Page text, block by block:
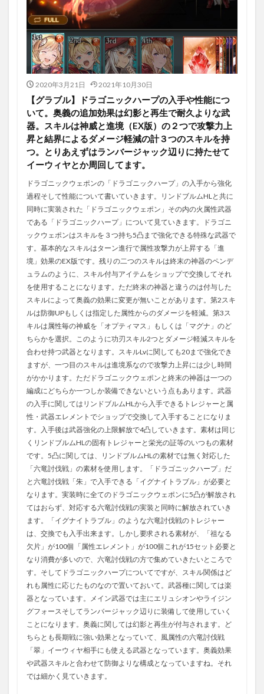
2020年3月21日 2021年10月30日
【グラブル】ドラゴニックハープの入手や性能につ
いて。奥義の追加効果は幻影と再生で耐久よりな武
器。スキルは神威と進境（EX版）の２つで攻撃力上
昇と結界によるダメージ軽減の計３つのスキルを持
つ。とりあえずはランバージャック辺りに持たせて
イーウィヤとか周回してます。
ドラゴニックウェポンの「ドラゴニックハープ」の入手から強化
過程そして性能について書いていきます。リンドブルムHLと共に
同時に実装された「ドラゴニックウェポン」その内の火属性武器
である「ドラゴニックハープ」について見ていきます。ドラゴニ
ックウェポンはスキルを３つ持ち5凸まで強化できる特殊な武器で
す。基本的なスキルはターン進行で属性攻撃力が上昇する「進
境」効果のEX版です。残りの二つのスキルは終末の神器のペンデ
ュラムのように、スキル付与アイテムをショップで交換してそれ
を使用することになります。ただ終末の神器と違うのは付与した
スキルによって奥義の効果に変更が無いことがあります。第2スキ
ルは防御UPもしくは指定した属性からのダメージを軽減。第3ス
キルは属性毎の神威を「オプティマス」もしくは「マグナ」のど
ちらかを選択。このように功刃スキル2つとダメージ軽減スキルを
合わせ持つ武器となります。スキルLvに関しても20まで強化でき
ますが、一つ目のスキルは進境系なので攻撃力上昇には少し時間
がかかります。ただドラゴニックウェポンと終末の神器は一つの
編成にどちらか一つしか装備できないという点もあります。武器
の入手に関してはリンドブルムHLから入手できるトレジャーと属
性・武器エレメントでショップで交換して入手することになりま
す。入手後は武器強化の上限解放で4凸していきます。素材は同じ
くリンドブルムHLの固有トレジャーと栄光の証等のいつもの素材
です。5凸に関しては、リンドブルムHLの素材では無く対応した
「六竜討伐戦」の素材を使用します。「ドラゴニックハープ」だ
と六竜討伐戦「朱」で入手できる「イグナイトラブル」が必要と
なります。実装時に全てのドラゴニックウェポンに5凸が解放され
てはおらず、対応する六竜討伐戦の実装と同時に解放されていき
ます。「イグナイトラブル」のような六竜討伐戦のトレジャー
は、交換でも入手出来ます。しかし要求される素材が、「祖なる
欠片」が100個「属性エレメント」が100個これが15セット必要と
なり消費が多いので、六竜討伐戦の方で集めていきたいところで
す。そしてドラゴニックハープについてですが、スキル関係はど
れも属性に応じたものなので置いておいて。武器種に関しては楽
器となっています。メイン武器では主にエリュシオンやライジン
グフォースそしてランバージャック辺りに装備して使用していく
ことになります。奥義に関しては幻影と再生が付与されます。ど
ちらとも長期戦に強い効果となっていて、風属性の六竜討伐戦
「翠」イーウィヤ相手にも使える武器となっています。奥義効果
や武器スキルと合わせて防御よりな構成となっていますね。それ
では細かく見ていきます。